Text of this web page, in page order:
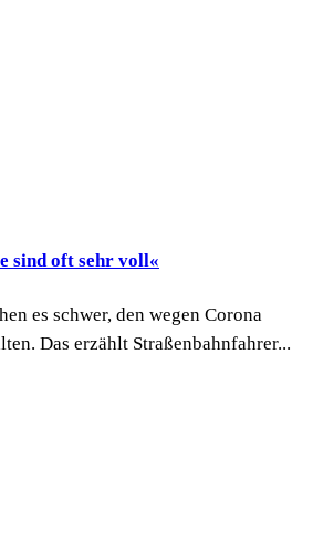
sind oft sehr voll«
es schwer, den wegen Corona
Das erzählt Straßenbahnfahrer...